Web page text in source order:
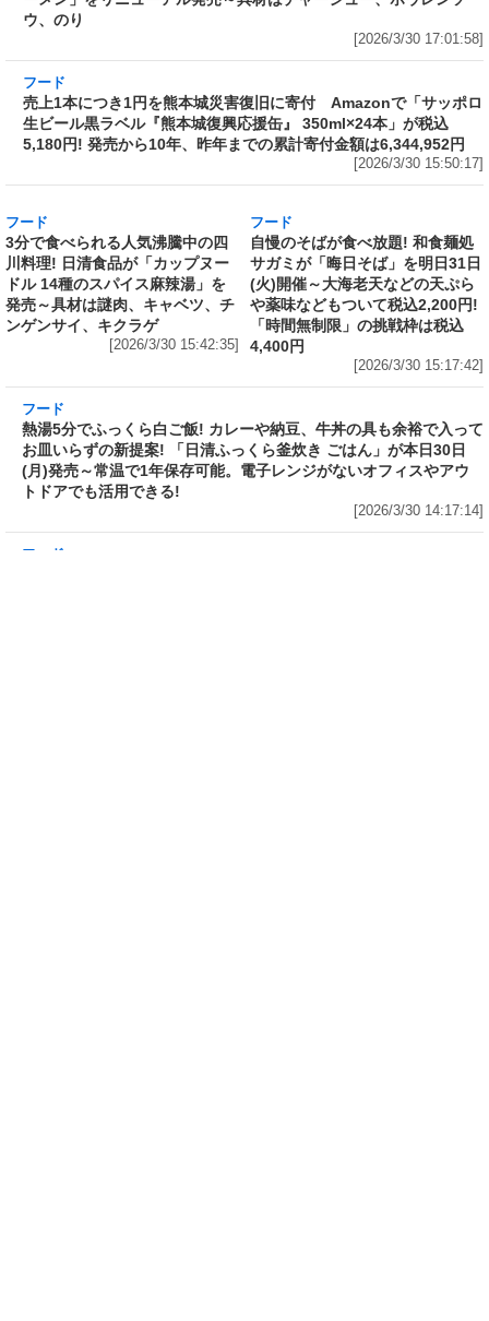
売上1本につき1円を熊本城災害復旧に寄付 Amazonで「サッポロ
生ビール黒ラベル『熊本城復興応援缶』 350ml×24本」が税込
5,180円! 発売から10年、昨年までの累計寄付金額は6,344,952円
[2026/3/30 15:50:17]
フード
3分で食べられる人気沸騰中の四
川料理! 日清食品が「カップヌー
発売～具材は謎肉、キャベツ、チ
ンゲンサイ、キクラゲ
[2026/3/30 15:42:35]
自慢のそばが食べ放題! 和食麺処
サガミが「晦日そば」を明日31日
(火)開催～大海老天などの天ぷら
「時間無制限」の挑戦枠は税込
4,400円